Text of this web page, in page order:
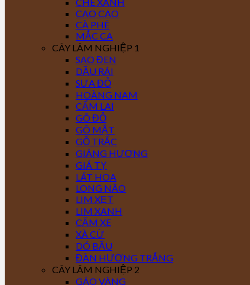
CAO CAO
CÀ PHÊ
MẮC CA
CÂY LÂM NGHIỆP 1
SAO ĐEN
DẦU RÁI
SƯA ĐỎ
HOÀNG NAM
CẨM LAI
GÕ ĐỎ
GÕ MẬT
GỖ TRẮC
GIÁNG HƯƠNG
GIÁ TỴ
LÁT HOA
LONG NÃO
LIM XẸT
LIM XANH
CĂM XE
XÀ CỪ
DÓ BẦU
ĐÀN HƯƠNG TRẮNG
CÂY LÂM NGHIỆP 2
GÁO VÀNG